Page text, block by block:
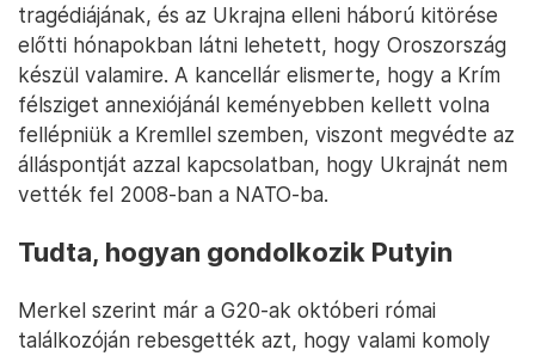
tragédiájának, és az Ukrajna elleni háború kitörése
előtti hónapokban látni lehetett, hogy Oroszország
készül valamire. A kancellár elismerte, hogy a Krím
félsziget annexiójánál keményebben kellett volna
fellépniük a Kremllel szemben, viszont megvédte az
álláspontját azzal kapcsolatban, hogy Ukrajnát nem
vették fel 2008-ban a NATO-ba.
Tudta, hogyan gondolkozik Putyin
Merkel szerint már a G20-ak októberi római
találkozóján rebesgették azt, hogy valami komoly